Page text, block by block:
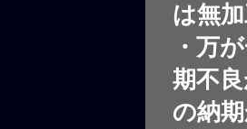
は無
・万
期不
の納